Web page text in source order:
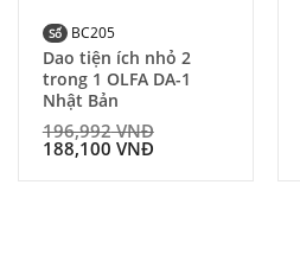
Số BC205
Dao tiện ích nhỏ 2
trong 1 OLFA DA-1
Nhật Bản
196,992VNĐ
188,100 VNĐ